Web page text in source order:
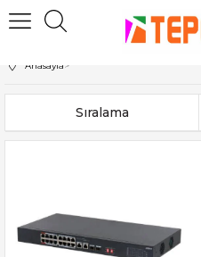
Anasayfa>
Sıralama